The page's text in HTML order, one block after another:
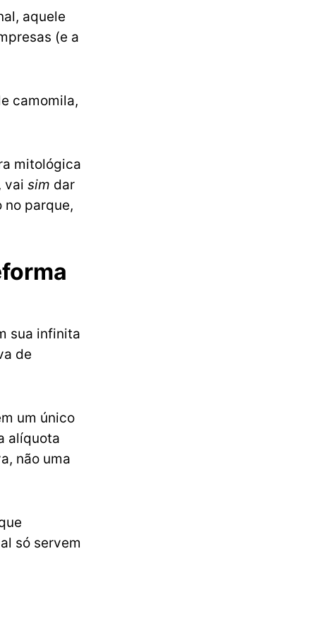
aquele
(e a
camomila,
mitológica
vai sim dar
no parque,
sua infinita
de
um único
alíquota
não uma
só servem